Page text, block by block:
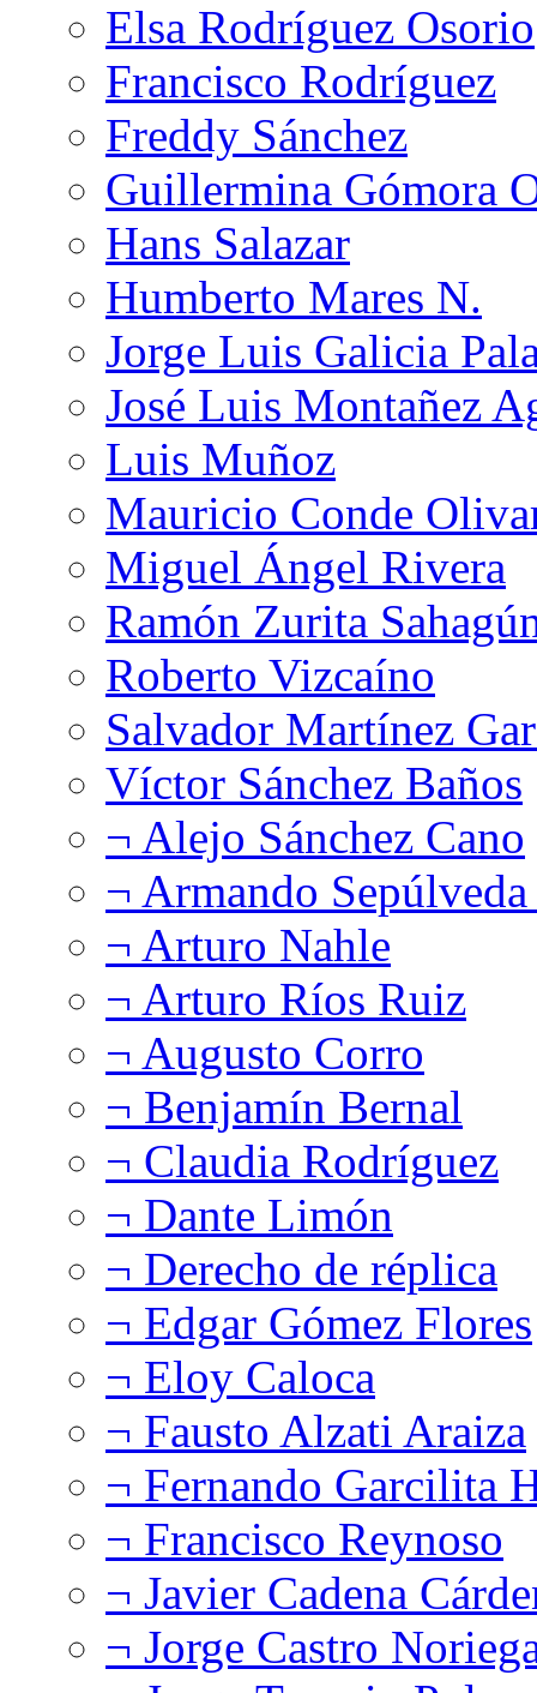
Elsa Rodríguez Osorio
Francisco Rodríguez
Freddy Sánchez
Guillermina Gómora
Hans Salazar
Humberto Mares N.
Jorge Luis Galicia
José Luis Montañez
Luis Muñoz
Mauricio Conde
Miguel Ángel Rivera
Ramón Zurita
Roberto Vizcaíno
Salvador Martínez
Víctor Sánchez Baños
¬ Alejo Sánchez Cano
¬ Armando
¬ Arturo Nahle
¬ Arturo Ríos Ruiz
¬ Augusto Corro
¬ Benjamín Bernal
¬ Claudia Rodríguez
¬ Dante Limón
¬ Derecho de réplica
¬ Edgar Gómez Flores
¬ Eloy Caloca
¬ Fausto Alzati Araiza
¬ Fernando Garcilita
¬ Francisco Reynoso
¬ Javier Cadena
¬ Jorge Castro